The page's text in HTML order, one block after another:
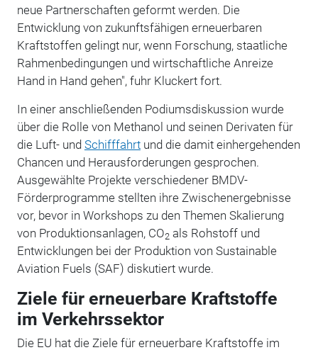
neue Partnerschaften geformt werden. Die
Entwicklung von zukunftsfähigen erneuerbaren
Kraftstoffen gelingt nur, wenn Forschung, staatliche
Rahmenbedingungen und wirtschaftliche Anreize
Hand in Hand gehen", fuhr Kluckert fort.
In einer anschließenden Podiumsdiskussion wurde
über die Rolle von Methanol und seinen Derivaten für
die Luft- und Schifffahrtund die damit einhergehenden
Chancen und Herausforderungen gesprochen.
Ausgewählte Projekte verschiedener BMDV-
Förderprogramme stellten ihre Zwischenergebnisse
vor, bevor in Workshops zu den Themen Skalierung
von Produktionsanlagen, CO2als Rohstoff und
Entwicklungen bei der Produktion von Sustainable
Aviation Fuels (SAF) diskutiert wurde.
Ziele für erneuerbare Kraftstoffe
im Verkehrssektor
Die EU hat die Ziele für erneuerbare Kraftstoffe im